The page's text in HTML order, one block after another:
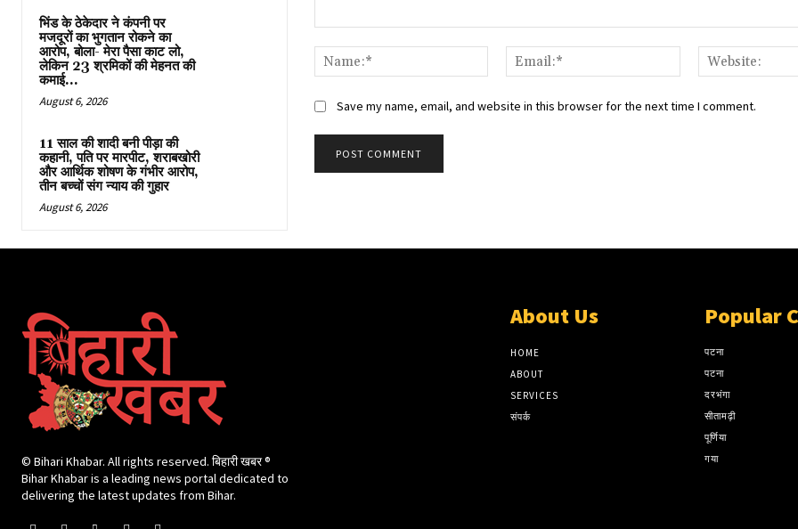
भिंड के ठेकेदार ने कंपनी पर
मजदूरों का भुगतान रोकने का
आरोप, बोला- मेरा पैसा काट लो,
लेकिन 23 श्रमिकों की मेहनत की
कमाई...
August 6, 2026
11 साल की शादी बनी पीड़ा की
कहानी, पति पर मारपीट, शराबखोरी
और आर्थिक शोषण के गंभीर आरोप,
तीन बच्चों संग न्याय की गुहार
August 6, 2026
Name:*
Email:*
Save my name, email, and website in this browser for the next time I comment.
© Bihari Khabar. All rights reserved. बिहारी खबर ®​
Bihar Khabar is a leading news portal dedicated to
delivering the latest updates from Bihar.
About Us
HOME
ABOUT
SERVICES
संपर्क
Popular
पटना
पटना
दरभंगा
सीतामढ़ी
पूर्णिया
गया